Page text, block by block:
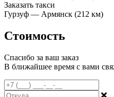
Заказать такси
Гурзуф — Армянск (212 км)
Стоимость
Спасибо за ваш заказ
В ближайшее время с вами